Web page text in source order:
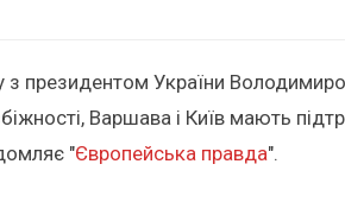
президентом України
Варшава і Київ мають
"Європейська правда".